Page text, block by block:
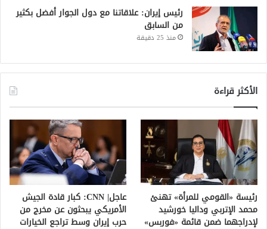
رئيس إيران: علاقاتنا مع دول الجوار أفضل بكثير
من السابق
منذ 25 دقيقة
الأكثر قراءة
رئيسة «القومي للمرأة» تهنئ
محمد الإتربي وداليا خورشيد
لإدراجهما ضمن قائمة «فوربس»
عاجل| CNN: كبار قادة الجيش
الأمريكي يبحثون عن مخرج من
حرب إيران وسط تراجع الخيارات